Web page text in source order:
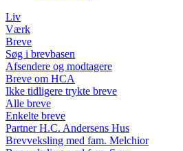
Liv
Værk
Breve
Søg i brevbasen
Afsendere og modtagere
Breve om HCA
Ikke tidligere trykte breve
Alle breve
Enkelte breve
Partner H.C. Andersens Hus
Brevveksling med fam. Melchior